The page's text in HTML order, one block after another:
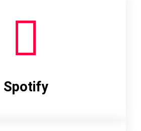
Spotify